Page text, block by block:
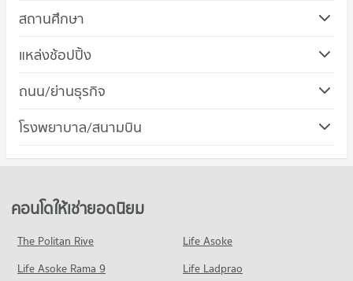
สถานศึกษา
คอนโด ม.สยาม
คอนโดให้เช่า ม.สยาม
ขายคอนโด ม.สยาม
170 โครงการ
คอนโดให้เช่า เนติบัณฑิตยสภา
มีคอนโดให้เช่า 57 ประกาศ
มีคอนโดขาย 279 ประกาศ
แหล่งช้อปปิ้ง
คอนโด ฟิวเจอร์ พาร์ค บางแค
คอนโดให้เช่า ฟิวเจอร์ พาร์ค บางแค
คอนโด เดอะ พาซิโอ พาร์ค กาญจนาภิเษก
มีคอนโดให้เช่า 79 ประกาศ
ถนน/ย่านธุรกิจ
คอนโด เขตบางแค
คอนโดให้เช่า เขตบางแค
ขายคอนโด เขตบางแค
มีคอนโดขาย 253 ประกาศ
โรงพยาบาล/สนามบิน
คอนโดให้เช่ายอดนิยม
The Politan Rive
Life Asoke
Life Asoke Rama 9
Life Ladprao